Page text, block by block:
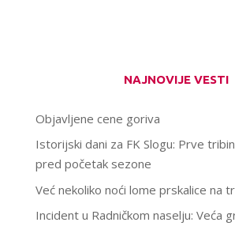
NAJNOVIJE VESTI
Objavljene cene goriva
Istorijski dani za FK Slogu: Prve
pred početak sezone
Već nekoliko noći lome prskalice na
Incident u Radničkom naselju: Veća